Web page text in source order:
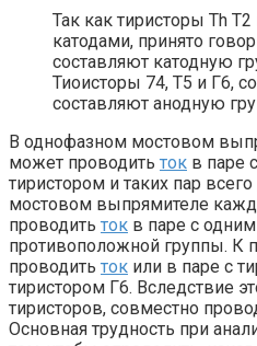
Так как тиристоры Th
катодами, принято
составляют катодную
Тиоисторы 74, Т5 и Г6,
составляют анодную
В однофазном мостовом
может проводить ток в паре
тиристором и таких пар
мостовом выпрямителе
проводить ток в паре с
противоположной группы. К
проводить ток или в паре с
тиристором Г6. Вследствие
тиристоров, совместно
Основная трудность при